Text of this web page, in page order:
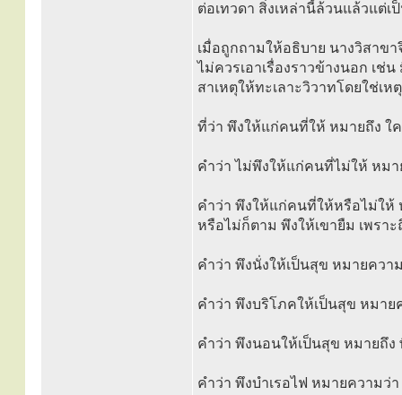
ต่อเทวดา สิ่งเหล่านี้ล้วนแล้วแต่
เมื่อถูกถามให้อธิบาย นางวิสาข
ไม่ควรเอาเรื่องราวข้างนอก เช่
สาเหตุให้ทะเลาะวิวาทโดยใช่เหตุ
ที่ว่า พึงให้แก่คนที่ให้ หมายถึง ใ
คำว่า ไม่พึงให้แก่คนที่ไม่ให้ หม
คำว่า พึงให้แก่คนที่ให้หรือไม่ให้
หรือไม่ก็ตาม พึงให้เขายืม เพรา
คำว่า พึงนั่งให้เป็นสุข หมายคว
คำว่า พึงบริโภคให้เป็นสุข หมา
คำว่า พึงนอนให้เป็นสุข หมายถึ
คำว่า พึงบำเรอไฟ หมายความ